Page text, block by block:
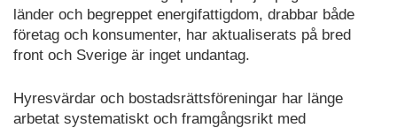
länder och begreppet energifattigdom, drabbar både
företag och konsumenter, har aktualiserats på bred
front och Sverige är inget undantag.
Hyresvärdar och bostadsrättsföreningar har länge
arbetat systematiskt och framgångsrikt med